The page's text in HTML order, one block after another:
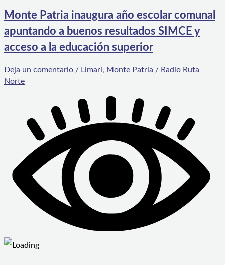
Monte Patria inaugura año escolar comunal
apuntando a buenos resultados SIMCE y
acceso a la educación superior
Deja un comentario / Limarí, Monte Patria / Radio Ruta
Norte